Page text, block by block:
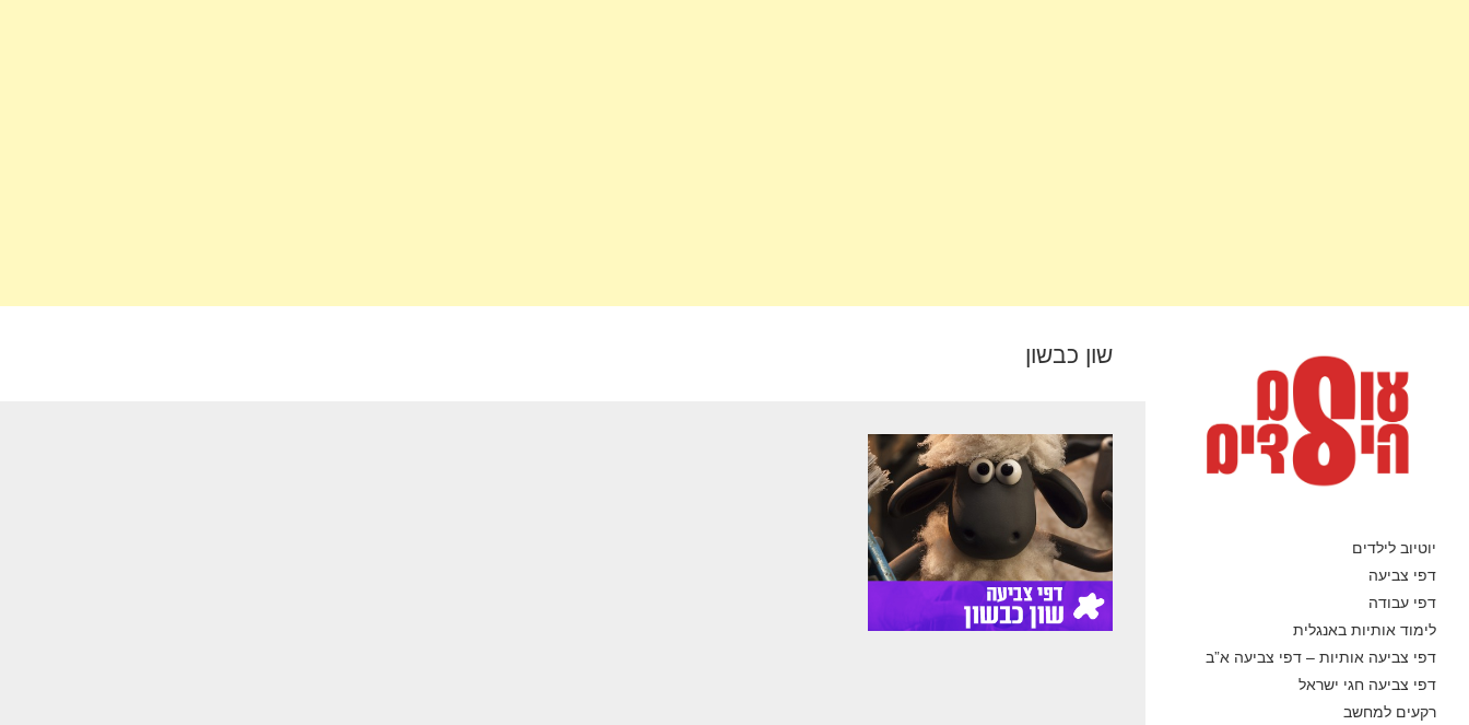
יוטיוב לילדים
דפי צביעה
דפי עבודה
לימוד אותיות באנגלית
דפי צביעה אותיות – דפי צביעה א”ב
דפי צביעה חגי ישראל
רקעים למחשב
שון כבשון